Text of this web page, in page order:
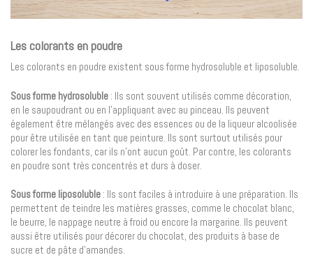
Les colorants en poudre
Les colorants en poudre existent sous forme hydrosoluble et liposoluble.
Sous forme hydrosoluble : Ils sont souvent utilisés comme décoration,
en le saupoudrant ou en l’appliquant avec au pinceau. Ils peuvent
également être mélangés avec des essences ou de la liqueur alcoolisée
pour être utilisée en tant que peinture. Ils sont surtout utilisés pour
colorer les fondants, car ils n’ont aucun goût. Par contre, les colorants
en poudre sont très concentrés et durs à doser.
Sous forme liposoluble : Ils sont faciles à introduire à une préparation. Ils
permettent de teindre les matières grasses, comme le chocolat blanc,
le beurre, le nappage neutre à froid ou encore la margarine. Ils peuvent
aussi être utilisés pour décorer du chocolat, des produits à base de
sucre et de pâte d’amandes.